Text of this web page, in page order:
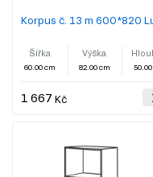
Korpus č. 13 m 600*820
Šířka
60.00 cm
Výška
82.00 cm
1 667 Kč